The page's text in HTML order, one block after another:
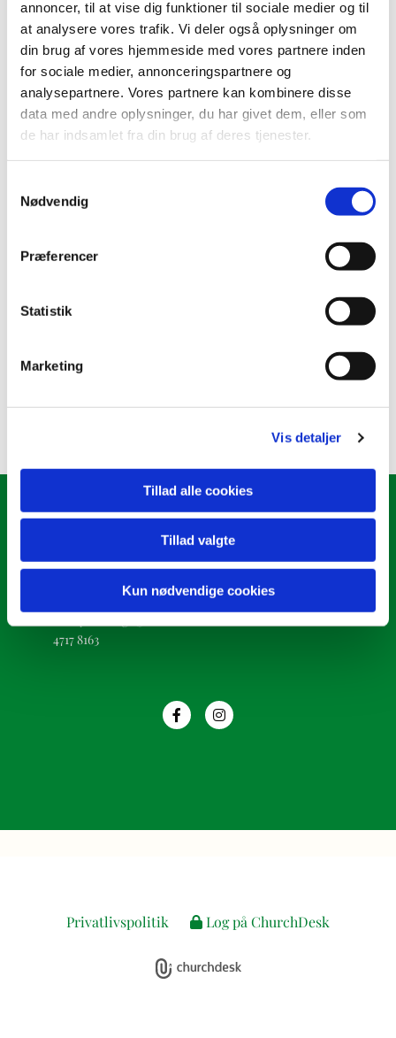
annoncer, til at vise dig funktioner til sociale medier og til
at analysere vores trafik. Vi deler også oplysninger om
din brug af vores hjemmeside med vores partnere inden
for sociale medier, annonceringspartnere og
analysepartnere. Vores partnere kan kombinere disse
data med andre oplysninger, du har givet dem, eller som
de har indsamlet fra din brug af deres tjenester.
Nødvendig
Præferencer
Statistik
Marketing
Vis detaljer
Tillad alle cookies
Tillad valgte
Kun nødvendige cookies
A klasse
Tilmelding til konfirmation 2027
4717 8163
Privatlivspolitik Log på ChurchDesk